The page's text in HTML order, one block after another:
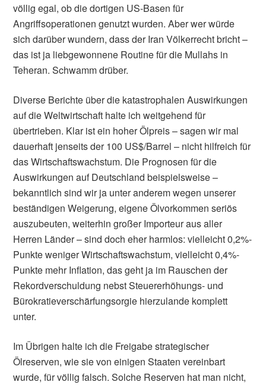
völlig egal, ob die dortigen US-Basen für
Angriffsoperationen genutzt wurden. Aber wer würde
sich darüber wundern, dass der Iran Völkerrecht bricht –
das ist ja liebgewonnene Routine für die Mullahs in
Teheran. Schwamm drüber.
Diverse Berichte über die katastrophalen Auswirkungen
auf die Weltwirtschaft halte ich weitgehend für
übertrieben. Klar ist ein hoher Ölpreis – sagen wir mal
dauerhaft jenseits der 100 US$/Barrel – nicht hilfreich für
das Wirtschaftswachstum. Die Prognosen für die
Auswirkungen auf Deutschland beispielsweise –
bekanntlich sind wir ja unter anderem wegen unserer
beständigen Weigerung, eigene Ölvorkommen seriös
auszubeuten, weiterhin großer Importeur aus aller
Herren Länder – sind doch eher harmlos: vielleicht 0,2%-
Punkte weniger Wirtschaftswachstum, vielleicht 0,4%-
Punkte mehr Inflation, das geht ja im Rauschen der
Rekordverschuldung nebst Steuererhöhungs- und
Bürokratieverschärfungsorgie hierzulande komplett
unter.
Im Übrigen halte ich die Freigabe strategischer
Ölreserven, wie sie von einigen Staaten vereinbart
wurde, für völlig falsch. Solche Reserven hat man nicht,